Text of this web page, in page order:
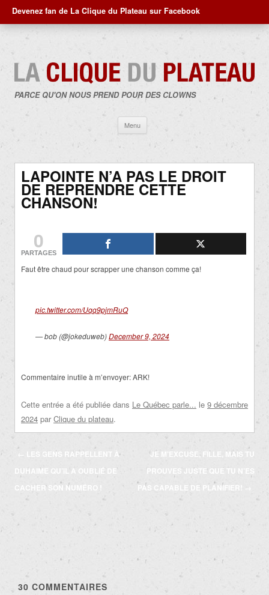
Devenez fan de La Clique du Plateau sur Facebook
PARCE QU'ON NOUS PREND POUR DES CLOWNS
Menu
contenu
LAPOINTE N’A PAS LE DROIT
DE REPRENDRE CETTE
CHANSON!
0
PARTAGES
Faut être chaud pour scrapper une chanson comme ça!
pic.twitter.com/Uqq9pjmRuQ
— bob (@jokeduweb)December 9, 2024
Commentaire inutile à m’envoyer: ARK!
Cette entrée a été publiée dans Le Québec parle... le 9 décembre
2024 par Clique du plateau.
Navigation
des
articles
← LES GENS RAPPELLENT À
DUHAIME QU’IL A OUBLIÉ DE
CACHER SON NUMÉRO !
JE M’EXCUSE, FILLE, MAIS TU
PROUVES JUSTE QUE TU N’ES
PAS CAPABLE DE PLANIFIER!
→
30 COMMENTAIRES